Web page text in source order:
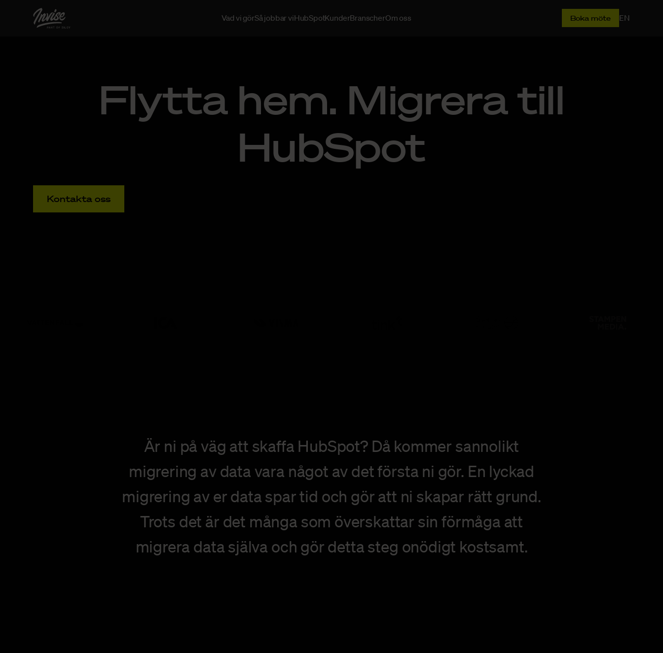
Vad vi görSå jobbar viHubSpotKunderBranscherOm oss Boka möte EN
Flytta hem. Migrera till
HubSpot
Kontakta oss
Är ni på väg att skaffa HubSpot? Då kommer sannolikt
migrering av data vara något av det första ni gör. En lyckad
migrering av er data spar tid och gör att ni skapar rätt grund.
Trots det är det många som överskattar sin förmåga att
migrera data själva och gör detta steg onödigt kostsamt.